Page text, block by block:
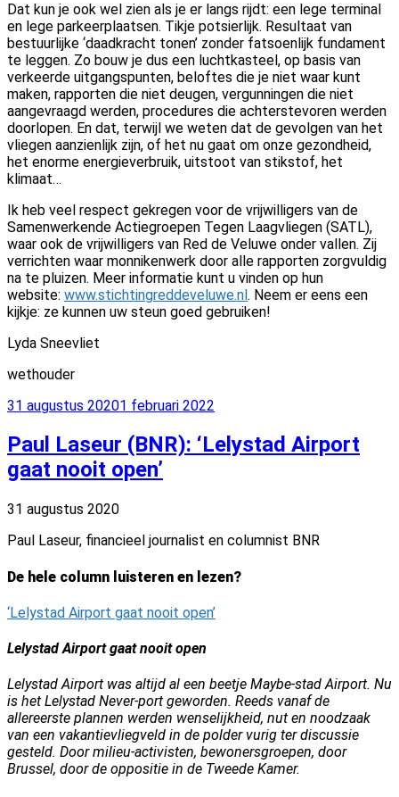
Dat kun je ook wel zien als je er langs rijdt: een lege terminal
en lege parkeerplaatsen. Tikje potsierlijk. Resultaat van
bestuurlijke ‘daadkracht tonen’ zonder fatsoenlijk fundament
te leggen. Zo bouw je dus een luchtkasteel, op basis van
verkeerde uitgangspunten, beloftes die je niet waar kunt
maken, rapporten die niet deugen, vergunningen die niet
aangevraagd werden, procedures die achterstevoren werden
doorlopen. En dat, terwijl we weten dat de gevolgen van het
vliegen aanzienlijk zijn, of het nu gaat om onze gezondheid,
het enorme energieverbruik, uitstoot van stikstof, het
klimaat…
Ik heb veel respect gekregen voor de vrijwilligers van de
Samenwerkende Actiegroepen Tegen Laagvliegen (SATL),
waar ook de vrijwilligers van Red de Veluwe onder vallen. Zij
verrichten waar monnikenwerk door alle rapporten zorgvuldig
na te pluizen. Meer informatie kunt u vinden op hun
website: www.stichtingreddeveluwe.nl . Neem er eens een
kijkje: ze kunnen uw steun goed gebruiken!
Lyda Sneevliet
wethouder
Geplaatst
31 augustus 20201 februari 2022
Paul Laseur (BNR): ‘Lelystad Airport
gaat nooit open’
31 augustus 2020
Paul Laseur, financieel journalist en columnist BNR
De hele column luisteren en lezen?
‘Lelystad Airport gaat nooit open’
Lelystad Airport gaat nooit open
Lelystad Airport was altijd al een beetje Maybe-stad Airport. Nu
is het Lelystad Never-port geworden. Reeds vanaf de
allereerste plannen werden wenselijkheid, nut en noodzaak
van een vakantievliegveld in de polder vurig ter discussie
gesteld. Door milieu-activisten, bewonersgroepen, door
Brussel, door de oppositie in de Tweede Kamer.